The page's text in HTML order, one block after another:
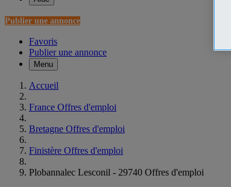
Publier une annonce
Favoris
Publier une annonce
Menu
Accueil
France Offres d'emploi
Bretagne Offres d'emploi
Finistère Offres d'emploi
Plobannalec Lesconil - 29740 Offres d'emploi